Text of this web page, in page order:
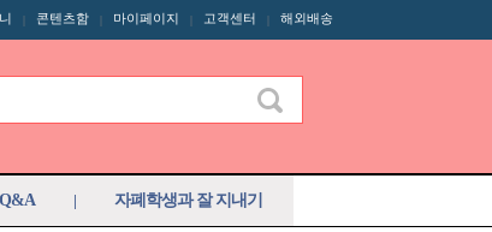
| 콘텐츠함 | 마이페이지 | 고객센터 | 해외배송
| 자폐학생과 잘 지내기